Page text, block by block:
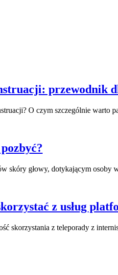
przewodnik
O czym szczególnie warto
skóry głowy, dotykającym
z usług
skorzystania z teleporady z